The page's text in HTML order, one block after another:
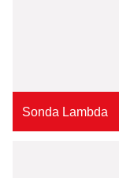
Sonda Lambda